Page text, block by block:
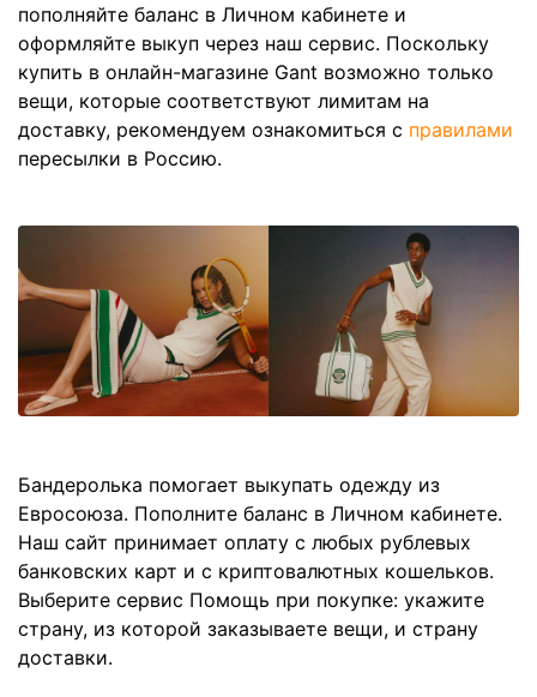
пополняйте баланс в Личном кабинете и
оформляйте выкуп через наш сервис. Поскольку
купить в онлайн-магазине Gant возможно только
вещи, которые соответствуют лимитам на
доставку, рекомендуем ознакомиться с правилами
пересылки в Россию.
Бандеролька помогает выкупать одежду из
Евросоюза. Пополните баланс в Личном кабинете.
Наш сайт принимает оплату с любых рублевых
банковских карт и с криптовалютных кошельков.
Выберите сервис Помощь при покупке: укажите
страну, из которой заказываете вещи, и страну
доставки.